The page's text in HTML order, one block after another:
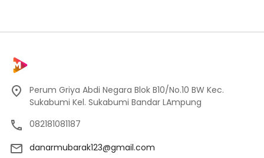
Perum Griya Abdi Negara Blok B10/No.10 BW Kec.
Sukabumi Kel. Sukabumi Bandar LAmpung
082181081187
danarmubarak123@gmail.com